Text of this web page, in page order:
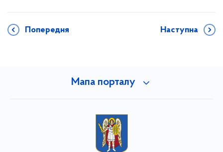
Попередня Наступна
Мапа порталу